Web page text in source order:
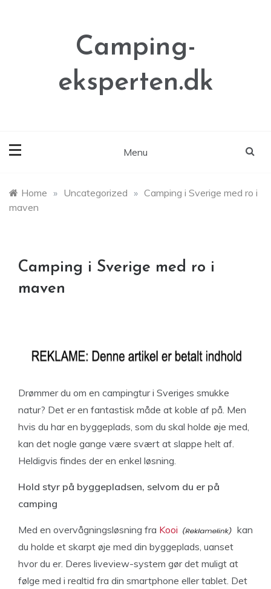
Camping-
eksperten.dk
Menu
Home » Uncategorized » Camping i Sverige med ro i
maven
Camping i Sverige med ro i
maven
Drømmer du om en campingtur i Sveriges smukke
natur? Det er en fantastisk måde at koble af på. Men
hvis du har en byggeplads, som du skal holde øje med,
kan det nogle gange være svært at slappe helt af.
Heldigvis findes der en enkel løsning.
Hold styr på byggepladsen, selvom du er på
camping
Med en overvågningsløsning fra Kooi
kan
du holde et skarpt øje med din byggeplads, uanset
hvor du er. Deres liveview-system gør det muligt at
følge med i realtid fra din smartphone eller tablet. Det